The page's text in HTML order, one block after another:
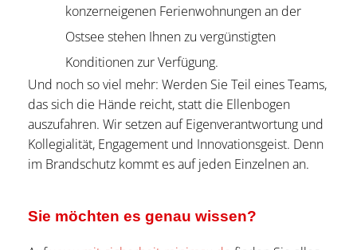
konzerneigenen Ferienwohnungen an der
Ostsee stehen Ihnen zu vergünstigten
Konditionen zur Verfügung.
Und noch so viel mehr: Werden Sie Teil eines Teams,
das sich die Hände reicht, statt die Ellenbogen
auszufahren. Wir setzen auf Eigenverantwortung und
Kollegialität, Engagement und Innovationsgeist. Denn
im Brandschutz kommt es auf jeden Einzelnen an.
Sie möchten es genau wissen?